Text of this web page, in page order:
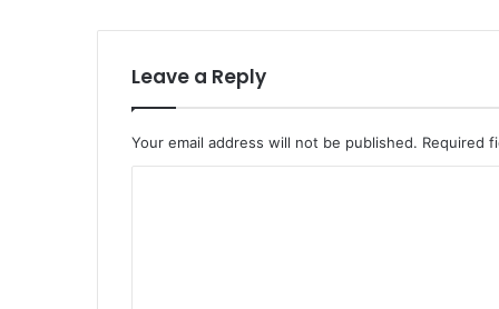
Leave a Reply
Your email address will not be published. Required